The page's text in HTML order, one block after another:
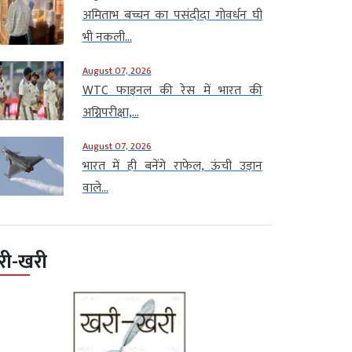
अमिताभ बच्चन का पसंदीदा गोवर्धन घी
भी नकली...
August 07, 2026
WTC फाइनल की रेस में भारत की
अग्निपरीक्षा,...
August 07, 2026
भारत में ही बनेंगे राफेल, ऊंची उड़ान
वाले...
खरी